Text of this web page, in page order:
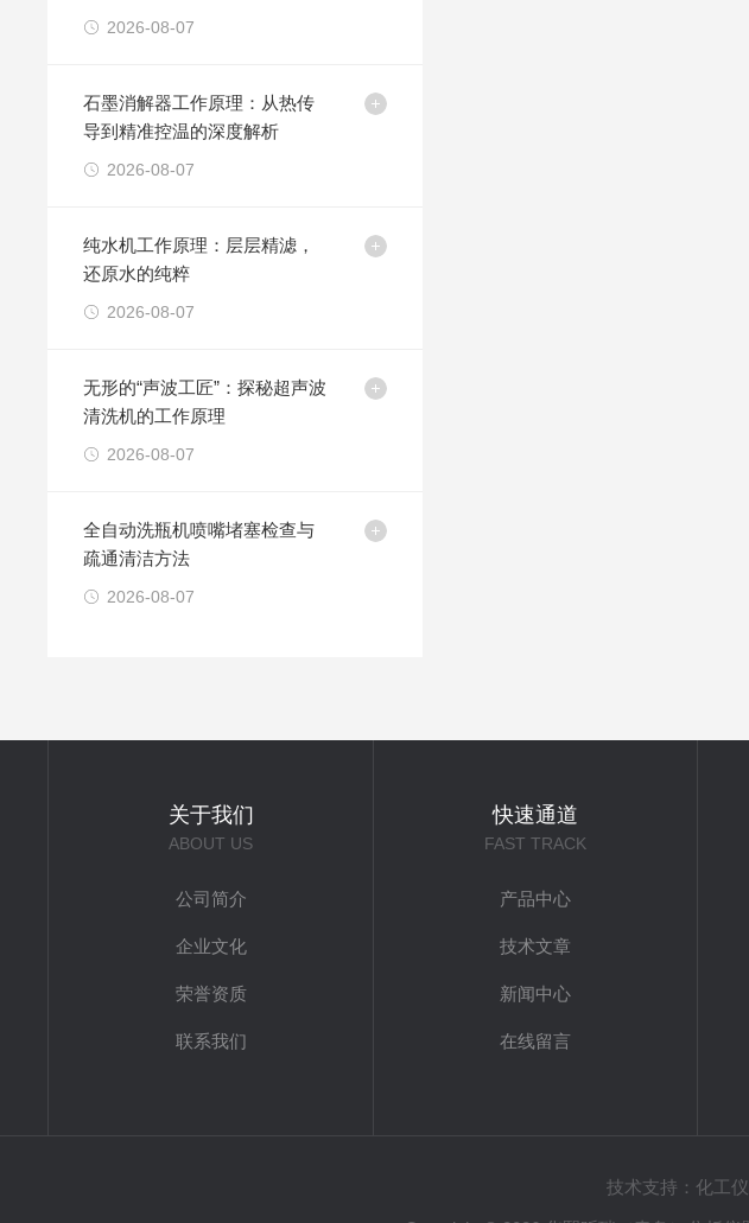
2026-08-07
石墨消解器工作原理：从热传
导到精准控温的深度解析
2026-08-07
纯水机工作原理：层层精滤，
还原水的纯粹
2026-08-07
无形的“声波工匠”：探秘超声波
清洗机的工作原理
2026-08-07
全自动洗瓶机喷嘴堵塞检查与
疏通清洁方法
2026-08-07
关于我们
ABOUT US
公司简介
企业文化
荣誉资质
联系我们
快速通道
FAST TRACK
产品中心
技术文章
新闻中心
在线留言
技术支持： 化工